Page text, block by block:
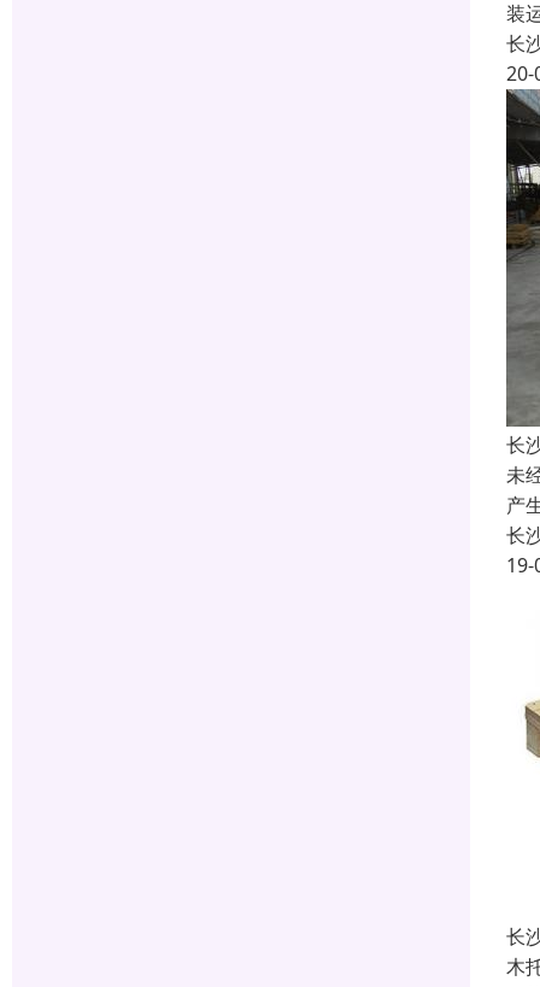
装
长
20-
长
未
产
长
19-
长
木